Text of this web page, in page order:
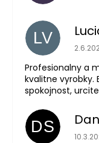
LV
Profesionalny a
kvalitne vyrobky.
spokojnost,
DS